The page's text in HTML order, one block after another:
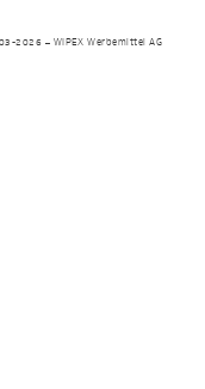
2026 – WIPEX Werbemittel AG